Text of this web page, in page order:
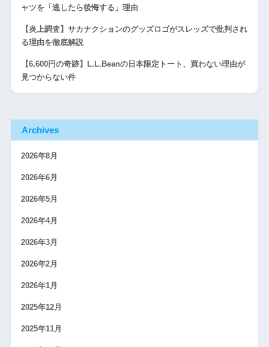
ャツを「逃したら後悔する」理由
【炎上調査】サカナクションのグッズロゴがスレッズで批判され
る理由を徹底解説
【6,600円の奇跡】L.L.Beanの日本限定トート、買わない理由が
見つからない件
Archives
2026年8月
2026年6月
2026年5月
2026年4月
2026年3月
2026年2月
2026年1月
2025年12月
2025年11月